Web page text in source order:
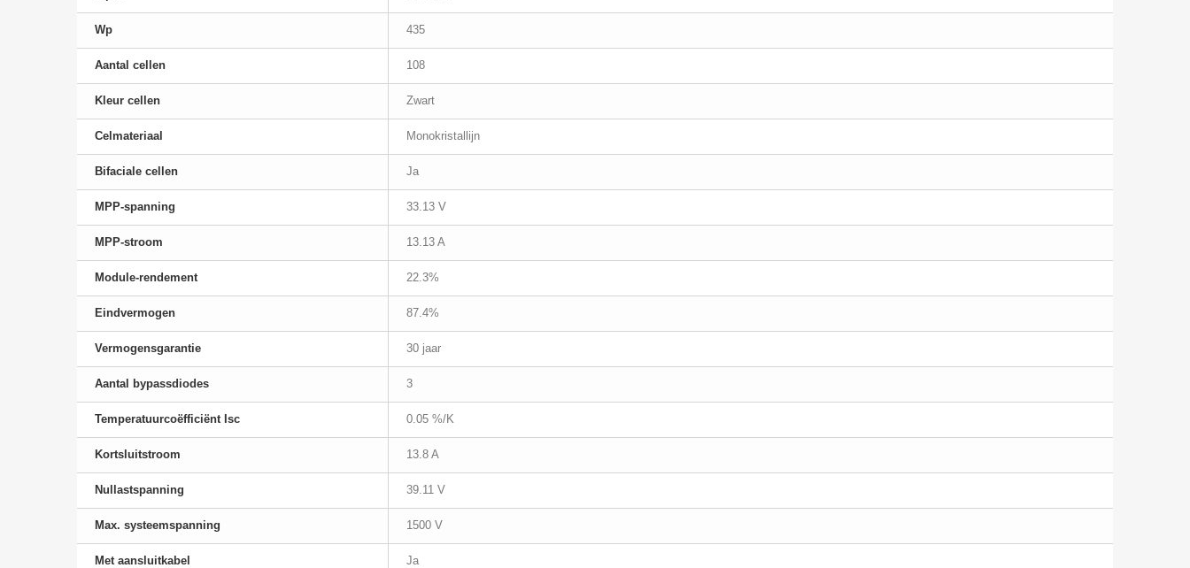
Wp 435
Aantal cellen 108
Kleur cellen Zwart
Celmateriaal Monokristallijn
Bifaciale cellen Ja
MPP-spanning 33.13 V
MPP-stroom 13.13 A
Module-rendement 22.3%
Eindvermogen 87.4%
Vermogensgarantie 30 jaar
Aantal bypassdiodes 3
Temperatuurcoëfficiënt Isc 0.05 %/K
Kortsluitstroom 13.8 A
Nullastspanning 39.11 V
Max. systeemspanning 1500 V
Met aansluitkabel Ja